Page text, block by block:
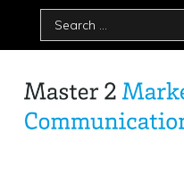
Search
for: